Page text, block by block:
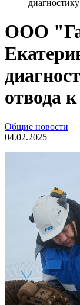
ООО
отвода
Общие новости
04.02.2025